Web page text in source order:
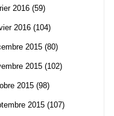
2016 (59)
2016 (104)
2015 (80)
2015 (102)
2015 (98)
2015 (107)